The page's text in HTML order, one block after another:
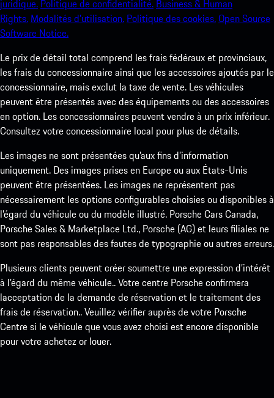
juridique. Politique de confidentialité. Business & Human
Rights. Modalités d’utilisation. Politique des cookies.Open Source
Software Notice.
Le prix de détail total comprend les frais fédéraux et provinciaux,
les frais du concessionnaire ainsi que les accessoires ajoutés par le
concessionnaire, mais exclut la taxe de vente. Les véhicules
peuvent être présentés avec des équipements ou des accessoires
en option. Les concessionnaires peuvent vendre à un prix inférieur.
Consultez votre concessionnaire local pour plus de détails.
Les images ne sont présentées qu’aux fins d’information
uniquement. Des images prises en Europe ou aux États-Unis
peuvent être présentées. Les images ne représentent pas
nécessairement les options configurables choisies ou disponibles à
l’égard du véhicule ou du modèle illustré. Porsche Cars Canada,
Porsche Sales & Marketplace Ltd., Porsche (AG) et leurs filiales ne
sont pas responsables des fautes de typographie ou autres erreurs.
Plusieurs clients peuvent créer soumettre une expression d’intérêt
à l’égard du même véhicule.. Votre centre Porsche confirmera
lacceptation de la demande de réservation et le traitement des
frais de réservation.. Veuillez vérifier auprès de votre Porsche
Centre si le véhicule que vous avez choisi est encore disponible
pour votre achetez or louer.